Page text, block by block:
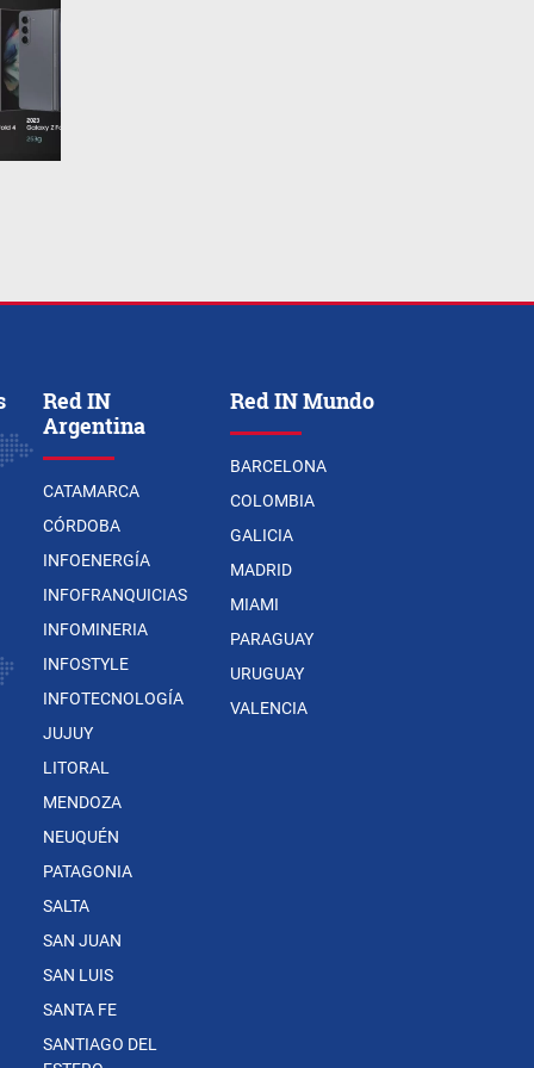
Red IN
Argentina
CATAMARCA
CÓRDOBA
INFOENERGÍA
INFOFRANQUICIAS
INFOMINERIA
INFOSTYLE
INFOTECNOLOGÍA
JUJUY
LITORAL
MENDOZA
NEUQUÉN
PATAGONIA
SALTA
SAN JUAN
SAN LUIS
SANTA FE
SANTIAGO DEL
Red IN Mundo
BARCELONA
COLOMBIA
GALICIA
MADRID
MIAMI
PARAGUAY
URUGUAY
VALENCIA